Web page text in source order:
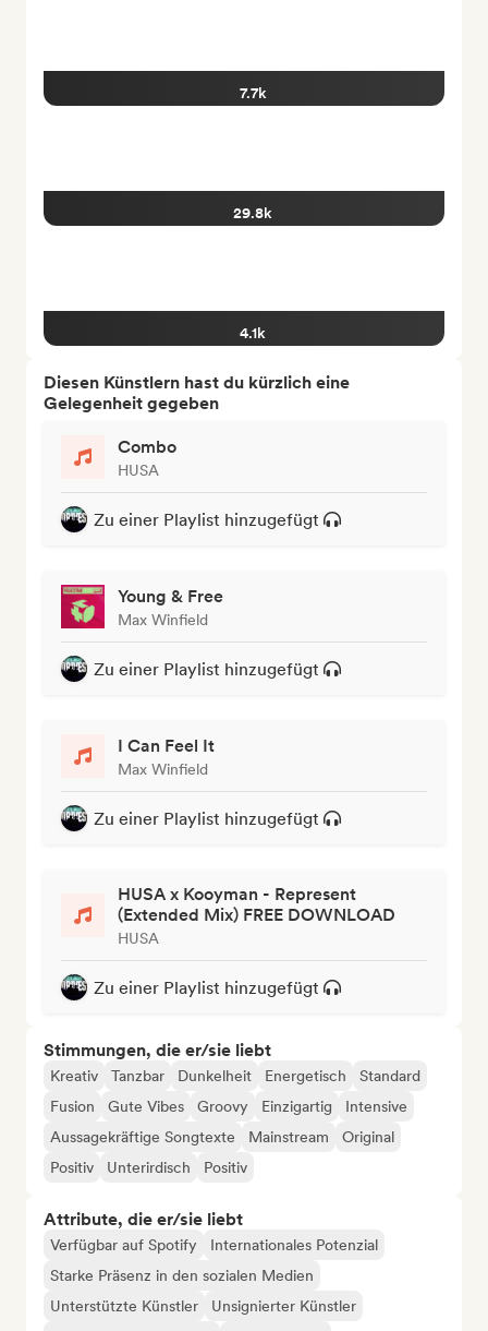
7.7k
29.8k
4.1k
Diesen Künstlern hast du kürzlich eine
Gelegenheit gegeben
Combo
HUSA
Zu einer Playlist hinzugefügt
Young & Free
Max Winfield
Zu einer Playlist hinzugefügt
I Can Feel It
Max Winfield
Zu einer Playlist hinzugefügt
HUSA x Kooyman - Represent
(Extended Mix) FREE DOWNLOAD
HUSA
Zu einer Playlist hinzugefügt
Stimmungen, die er/sie liebt
Kreativ Tanzbar Dunkelheit Energetisch
Standard
Fusion
Gute Vibes Groovy Einzigartig
Intensive
Aussagekräftige Songtexte
Mainstream
Original
Positiv
Unterirdisch Positiv
Attribute, die er/sie liebt
Verfügbar auf Spotify
Internationales Potenzial
Starke Präsenz in den sozialen Medien
Unterstützte Künstler
Unsignierter Künstler